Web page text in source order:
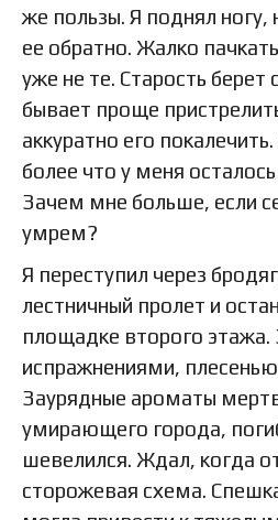
же пользы. Я поднял ногу,
ее обратно. Жалко
уже не те. Старость берет
бывает проще
аккуратно его
более что у меня
Зачем мне больше, если
умрем?
Я переступил через
лестничный пролет и
площадке второго этажа.
испражнениями,
Заурядные ароматы
умирающего города,
шевелился. Ждал, когда
сторожевая схема.